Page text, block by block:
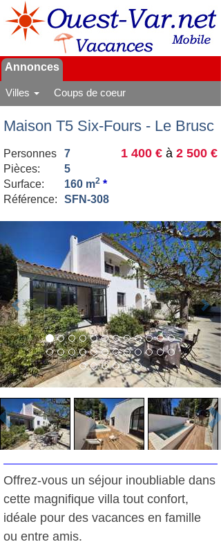
Annonces
Villes Coups de coeur
Maison T5 Six-Fours - Le Brusc
1 400 € à 2 500 €
Personnes
7
Pièces:
5
Surface:
160 m2 *
Référence:
SFN-308
Offrez-vous un séjour inoubliable dans
cette magnifique villa tout confort,
idéale pour des vacances en famille
ou entre amis.